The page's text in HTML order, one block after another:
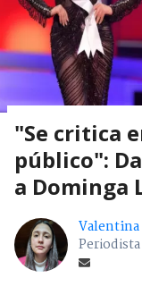
"Se critica
público":
a Dominga
Valentina